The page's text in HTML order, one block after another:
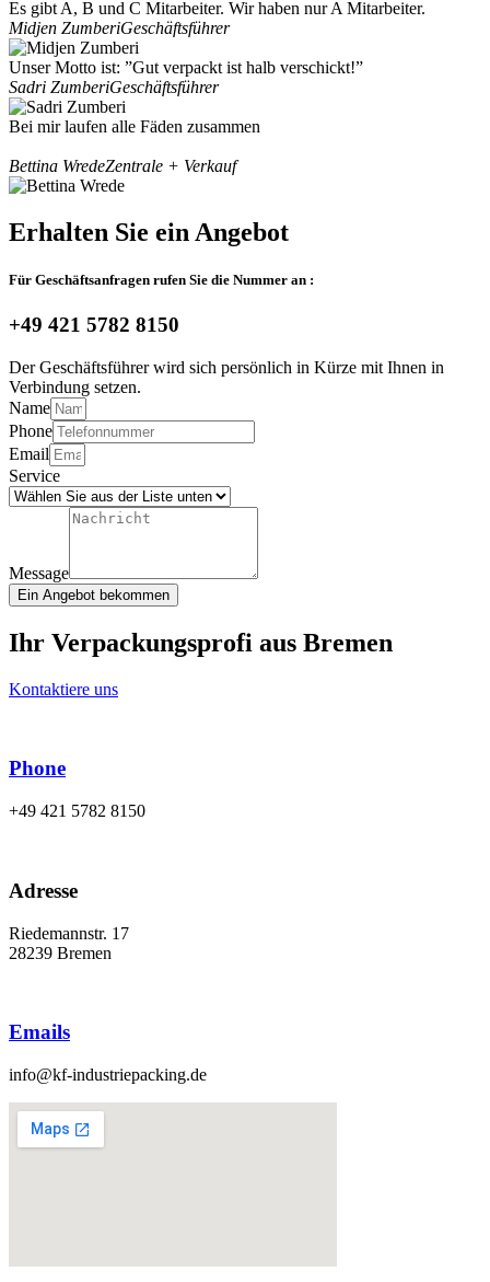
Es gibt A, B und C Mitarbeiter. Wir haben nur A Mitarbeiter.
Midjen ZumberiGeschäftsführer
Unser Motto ist: ”Gut verpackt ist halb verschickt!”
Sadri ZumberiGeschäftsführer
Bei mir laufen alle Fäden zusammen
Bettina WredeZentrale + Verkauf
Erhalten Sie ein Angebot
Für Geschäftsanfragen rufen Sie die Nummer an :
+49 421 5782 8150
Der Geschäftsführer wird sich persönlich in Kürze mit Ihnen in
Verbindung setzen.
Name
Phone
Email
Service
Message
Ein Angebot bekommen
Ihr Verpackungsprofi aus Bremen
Kontaktiere uns
Phone
+49 421 5782 8150
Adresse
Riedemannstr. 17
28239 Bremen
Emails
info@kf-industriepacking.de